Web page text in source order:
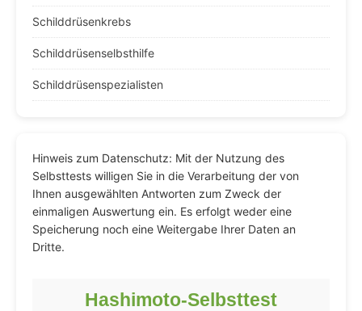
Schilddrüsenkrebs
Schilddrüsenselbsthilfe
Schilddrüsenspezialisten
Hinweis zum Datenschutz: Mit der Nutzung des
Selbsttests willigen Sie in die Verarbeitung der von
Ihnen ausgewählten Antworten zum Zweck der
einmaligen Auswertung ein. Es erfolgt weder eine
Speicherung noch eine Weitergabe Ihrer Daten an
Dritte.
Hashimoto-Selbsttest